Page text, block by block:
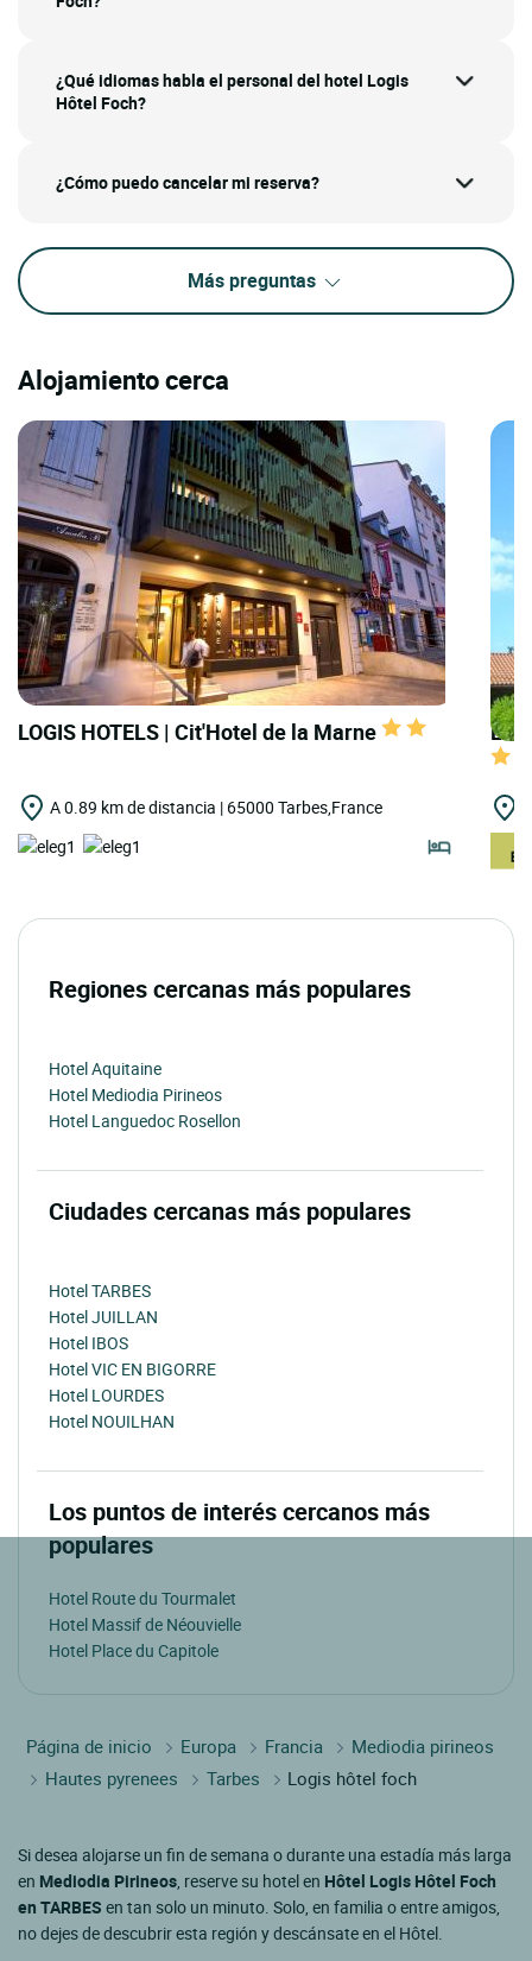
¿Qué idiomas habla el personal del hotel Logis
Hôtel Foch?
¿Cómo puedo cancelar mi reserva?
Más preguntas
Alojamiento cerca
LOGIS HOTELS | Cit'Hotel de la Marne
A 0.89 km de distancia | 65000 Tarbes,France
Regiones cercanas más populares
Hotel Aquitaine
Hotel Mediodia Pirineos
Hotel Languedoc Rosellon
Ciudades cercanas más populares
Hotel TARBES
Hotel JUILLAN
Hotel IBOS
Hotel VIC EN BIGORRE
Hotel LOURDES
Hotel NOUILHAN
Los puntos de interés cercanos más
populares
Hotel Route du Tourmalet
Hotel Massif de Néouvielle
Hotel Place du Capitole
Página de inicio Europa Francia
Mediodia pirineos
Hautes pyrenees
Tarbes Logis hôtel foch
Si desea alojarse un fin de semana o durante una estadía más larga
en Mediodia Pirineos , reserve su hotel en Hôtel Logis Hôtel Foch
en TARBES en tan solo un minuto. Solo, en familia o entre amigos,
no dejes de descubrir esta región y descánsate en el Hôtel.